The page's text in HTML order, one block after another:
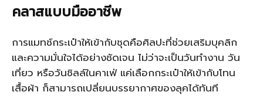
คลาสแบบมืออาชีพ
การแมทช์กระเป๋าให้เข้ากับชุดคือศิลปะที่ช่วยเสริมบุคลิก
และความมั่นใจได้อย่างชัดเจน ไม่ว่าจะเป็นวันทำงาน วัน
เที่ยว หรือวันชิลล์ในคาเฟ่ แค่เลือกกระเป๋าให้เข้ากับโทน
เสื้อผ้า ก็สามารถเปลี่ยนบรรยากาศของลุคได้ทันที